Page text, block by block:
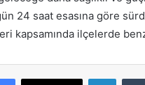
24 saat esasına göre
kapsamında ilçelerde